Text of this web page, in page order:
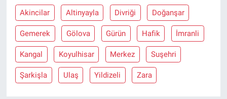
Akincilar Altinyayla Divriği Doğanşar
Gemerek Gölova Gürün Hafik İmranli
Kangal Koyulhisar Merkez Suşehri
Şarkişla Ulaş Yildizeli Zara